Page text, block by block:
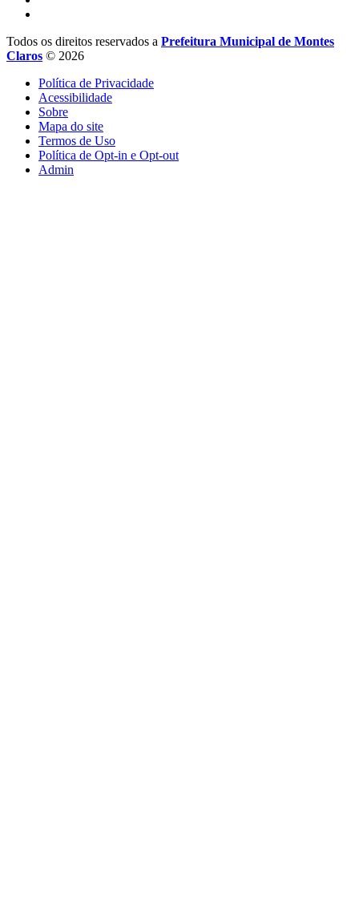
Todos os direitos reservados a Prefeitura Municipal de Montes
Claros © 2026
Política de Privacidade
Acessibilidade
Sobre
Mapa do site
Termos de Uso
Política de Opt-in e Opt-out
Admin